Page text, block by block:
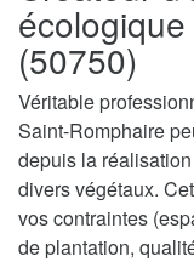
(50750)
Véritable
Saint-Romphaire
depuis la
divers végétaux.
vos contraintes
de plantation,